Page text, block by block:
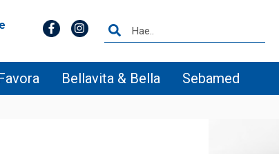
Bellavita & Bella Sebamed